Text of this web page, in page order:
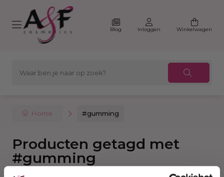
Blog Inloggen Winkelwagen
Home #gumming
Producten getagd met
#gumming